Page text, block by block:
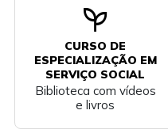
psychiatry
CURSO DE
ESPECIALIZAÇÃO EM
SERVIÇO SOCIAL
Biblioteca com vídeos
e livros